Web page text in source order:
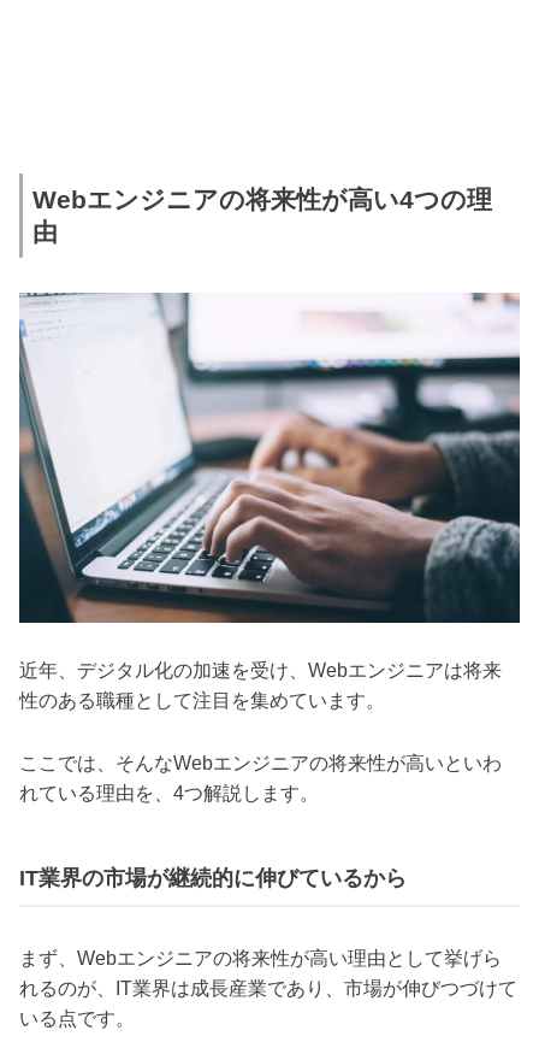
Webエンジニアの将来性が高い4つの理
由
近年、デジタル化の加速を受け、Webエンジニアは将来
性のある職種として注目を集めています。
ここでは、そんなWebエンジニアの将来性が高いといわ
れている理由を、4つ解説します。
IT業界の市場が継続的に伸びているから
まず、Webエンジニアの将来性が高い理由として挙げら
れるのが、IT業界は成長産業であり、市場が伸びつづけて
いる点です。